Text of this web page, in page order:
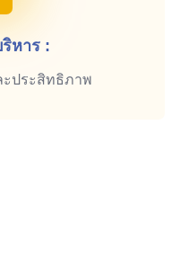
หาร :
ะประสิทธิภาพ